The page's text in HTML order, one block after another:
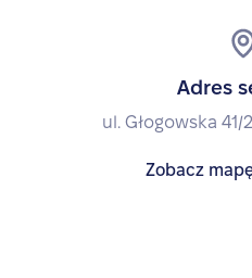
Adres
ul. Głogowska
Zobacz